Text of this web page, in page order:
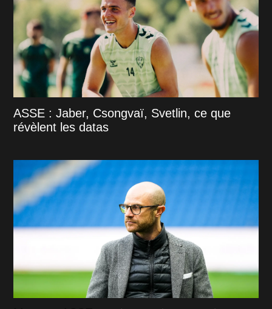
ASSE : Jaber, Csongvaï, Svetlin, ce que
révèlent les datas